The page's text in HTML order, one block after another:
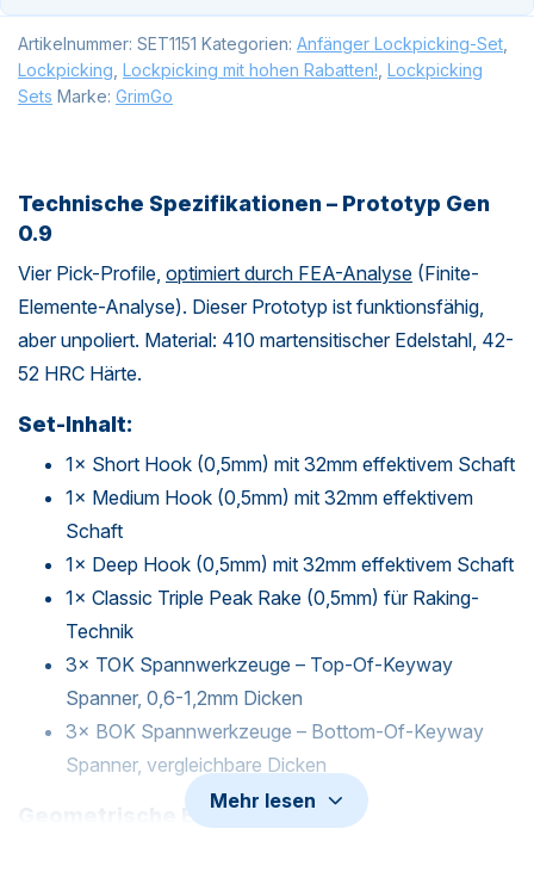
Artikelnummer: SET1151 Kategorien: Anfänger Lockpicking-Set
Lockpicking Lockpicking mit hohen Rabatten! Lockpicking
Sets Marke: GrimGo
Technische Spezifikationen – Prototyp Gen
0.9
Vier Pick-Profile, optimiert durch FEA-Analyse (Finite-
Elemente-Analyse). Dieser Prototyp ist funktionsfähig,
aber unpoliert. Material: 410 martensitischer Edelstahl, 42-
52 HRC Härte.
Set-Inhalt:
1× Short Hook (0,5mm) mit 32mm effektivem Schaft
1× Medium Hook (0,5mm) mit 32mm effektivem
Schaft
1× Deep Hook (0,5mm) mit 32mm effektivem Schaft
1× Classic Triple Peak Rake (0,5mm) für Raking-
Technik
3× TOK Spannwerkzeuge – Top-Of-Keyway
Spanner, 0,6-1,2mm Dicken
3× BOK Spannwerkzeuge – Bottom-Of-Keyway
Spanner, vergleichbare Dicken
Geometrische Eigenschaften:
Mehr lesen